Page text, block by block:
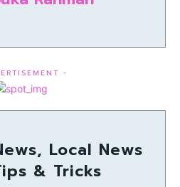
-
Local News
& Tricks